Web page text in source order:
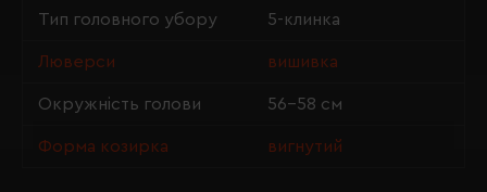
Тип головного убору 5-клинка
Люверси вишивка
Окружність голови 56-58 см
Форма козирка вигнутий